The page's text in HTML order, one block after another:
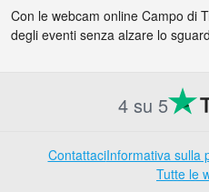
Con le webcam online Campo di
degli eventi senza alzare lo
4 su 5
ContattaciInformativa sulla
Tutte le